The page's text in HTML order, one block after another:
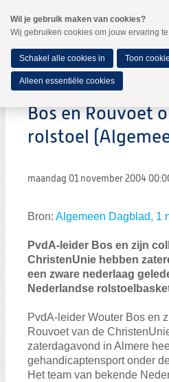
naar
Spring
de
inhoud
Spring
naar
hoofdmenu
Bos en Rouvoet
rolstoel
maandag 01 november 2004
Bron: Algemeen Dagblad, 1
PvdA-leider Bos en zijn
ChristenUnie hebben
een zware nederlaag
Nederlandse
PvdA-leider Wouter Bos en
Rouvoet van de
zaterdagavond in Almere
gehandicaptensport onder
Het team van bekende
Wil je gebruik maken van cookies?
Wij gebruiken cookies om jouw ervaring
Schakel alle cookies in Toon
Alleen essentiële cookies